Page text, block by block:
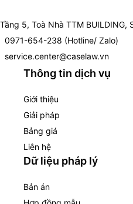
Tầng 5, Toà Nhà TTM
0971-654-238 (Hotline/ Zalo)
service.center@caselaw.vn
Thông tin dịch vụ
Giới thiệu
Giải pháp
Bảng giá
Liên hệ
Dữ liệu pháp lý
Bản án